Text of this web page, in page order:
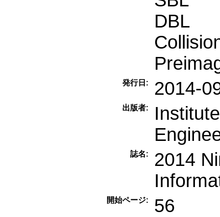
DBL
発行日: 2014-
出版者:
誌名:
2014
開始ページ: 56